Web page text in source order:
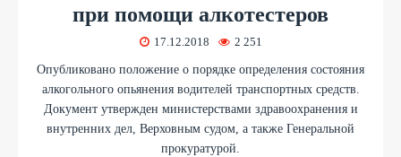
при помощи алкотестеров
17.12.2018 2 251
Опубликовано положение о порядке определения состояния
алкогольного опьянения водителей транспортных средств.
Документ утвержден министерствами здравоохранения и
внутренних дел, Верховным судом, а также Генеральной
прокуратурой.